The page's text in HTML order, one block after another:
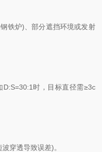
炉)、部分遮挡环境或发射
时，目标直径需≥3c
穿透导致误差)。